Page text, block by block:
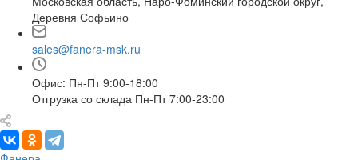
Деревня Софьино
sales@fanera-msk.ru
Офис: Пн-Пт 9:00-18:00
Отгрузка со склада Пн-Пт 7:00-23:00